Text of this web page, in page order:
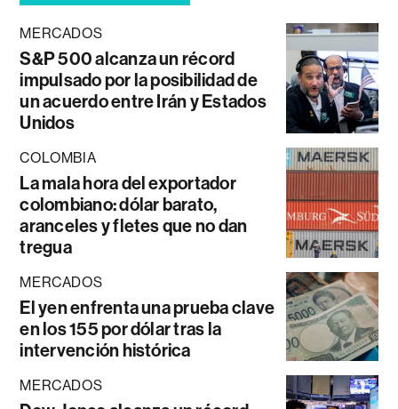
MERCADOS
S&P 500 alcanza un récord
impulsado por la posibilidad de
un acuerdo entre Irán y Estados
Unidos
COLOMBIA
La mala hora del exportador
colombiano: dólar barato,
aranceles y fletes que no dan
tregua
MERCADOS
El yen enfrenta una prueba clave
en los 155 por dólar tras la
intervención histórica
MERCADOS